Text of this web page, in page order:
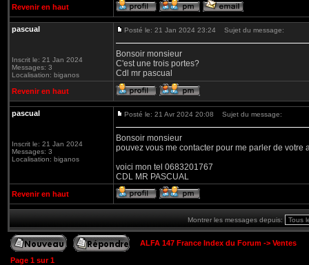
Revenir en haut
pascual
Inscrit le: 21 Jan 2024
Messages: 3
Localisation: biganos
Posté le: 21 Jan 2024 23:24 Sujet du message:
Bonsoir monsieur
C'est une trois portes?
Cdl mr pascual
Revenir en haut
pascual
Inscrit le: 21 Jan 2024
Messages: 3
Localisation: biganos
Posté le: 21 Avr 2024 20:08 Sujet du message:
Bonsoir monsieur
pouvez vous me contacter pour me parler de votre
voici mon tel 0683201767
CDL MR PASCUAL
Revenir en haut
Montrer les messages depuis:
ALFA 147 France Index du Forum -> Ventes
Page 1 sur1